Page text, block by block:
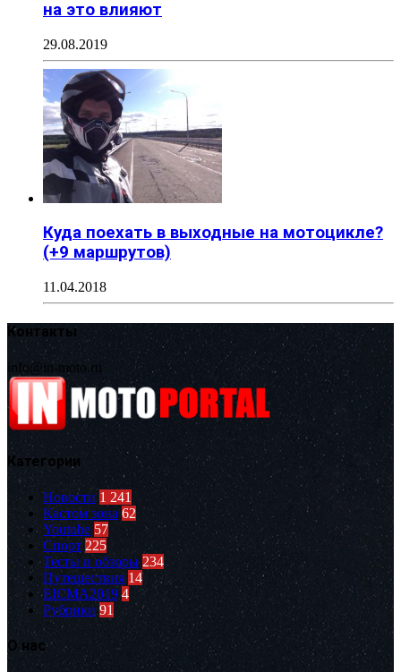
на это влияют
29.08.2019
Куда поехать в выходные на мотоцикле?
(+9 маршрутов)
11.04.2018
Контакты
info@in-moto.ru
Категории
Новости 1 241
Кастом зона 62
Youtube 57
Спорт 225
Тесты и обзоры 234
Путешествия 14
EICMA2019 4
Рубрики 91
О нас